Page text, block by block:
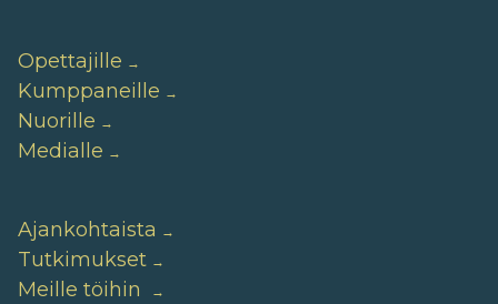
Opettajille
Kumppaneille
Nuorille
Medialle
Ajankohtaista
Tutkimukset
Meille töihin